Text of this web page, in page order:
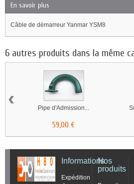
En savoir plus
Câble de démarreur Yanmar YSM8
6 autres produits dans la même
Pipe d'Admission...
59,00 €
‹
Informations
Expédition
Nos
produits